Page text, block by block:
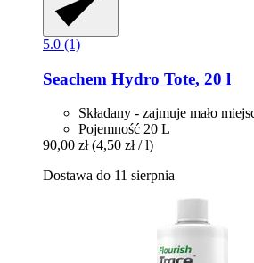
5.0 (1)
Seachem Hydro Tote, 20 l
Składany - zajmuje mało
Pojemność 20 L
90,00 zł (4,50 zł / l)
Dostawa do 11 sierpnia